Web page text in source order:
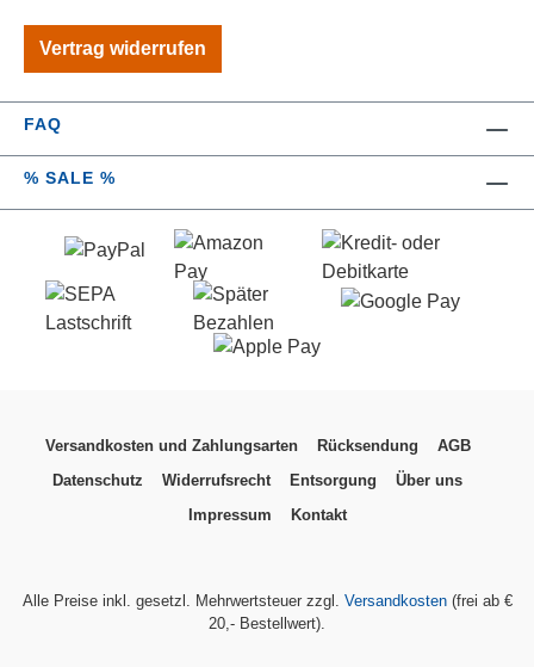
Vertrag widerrufen
FAQ
% SALE %
Versandkosten und Zahlungsarten Rücksendung
AGB
Datenschutz
Widerrufsrecht Entsorgung
Über uns
Impressum
Kontakt
Alle Preise inkl. gesetzl. Mehrwertsteuer zzgl. Versandkosten(frei ab €
20,- Bestellwert).